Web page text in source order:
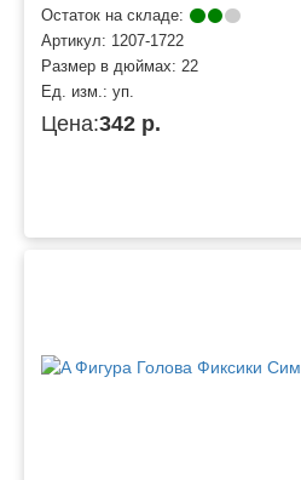
Остаток на складе:
Артикул: 1207-1722
Размер в дюймах: 22
Ед. изм.: уп.
Цена:342 р.